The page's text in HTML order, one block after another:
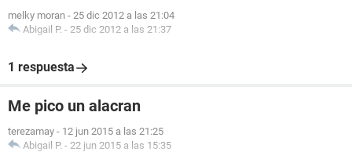
melky moran - 25 dic 2012 a las 21:04
Abigail P. - 25 dic 2012 a las 21:37
1 respuesta
Me pico un alacran
terezamay - 12 jun 2015 a las 21:25
Abigail P. - 22 jun 2015 a las 15:35